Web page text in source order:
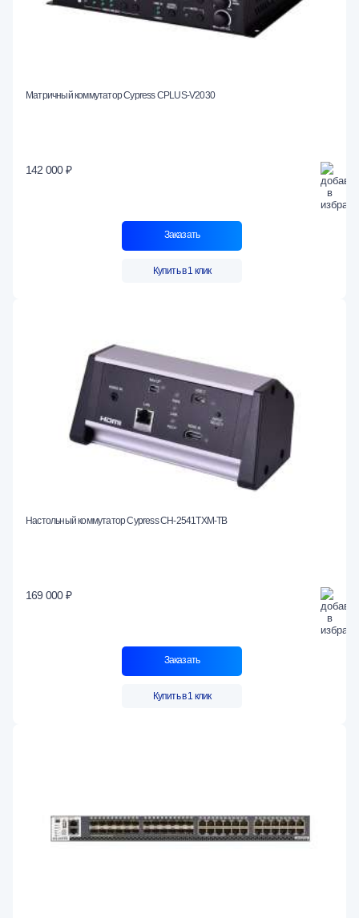
Матричный коммутатор Cypress CPLUS-V2030
142 000 ₽
Заказать
Купить в 1 клик
Настольный коммутатор Cypress CH-2541TXM-TB
169 000 ₽
Заказать
Купить в 1 клик